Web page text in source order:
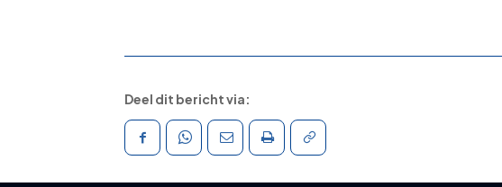
Deel dit bericht via: